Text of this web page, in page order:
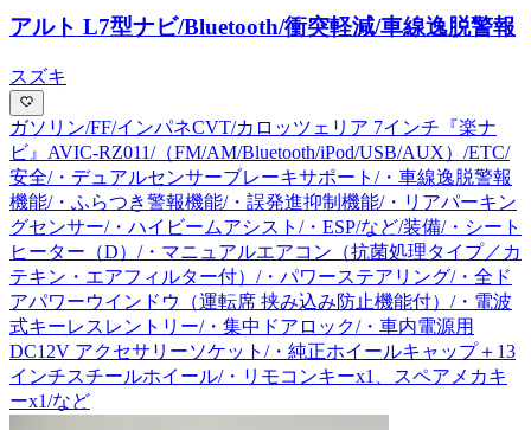
アルト L7型ナビ/Bluetooth/衝突軽減/車線逸脱警報
スズキ
ガソリン/FF/インパネCVT/カロッツェリア 7インチ『楽ナ
ビ』AVIC-RZ011/（FM/AM/Bluetooth/iPod/USB/AUX）/ETC/
安全/・デュアルセンサーブレーキサポート/・車線逸脱警報
機能/・ふらつき警報機能/・誤発進抑制機能/・リアパーキン
グセンサー/・ハイビームアシスト/・ESP/など/装備/・シート
ヒーター（D）/・マニュアルエアコン（抗菌処理タイプ／カ
テキン・エアフィルター付）/・パワーステアリング/・全ド
アパワーウインドウ（運転席 挟み込み防止機能付）/・電波
式キーレスレントリー/・集中ドアロック/・車内電源用
DC12V アクセサリーソケット/・純正ホイールキャップ＋13
インチスチールホイール/・リモコンキーx1、スペアメカキ
ーx1/など